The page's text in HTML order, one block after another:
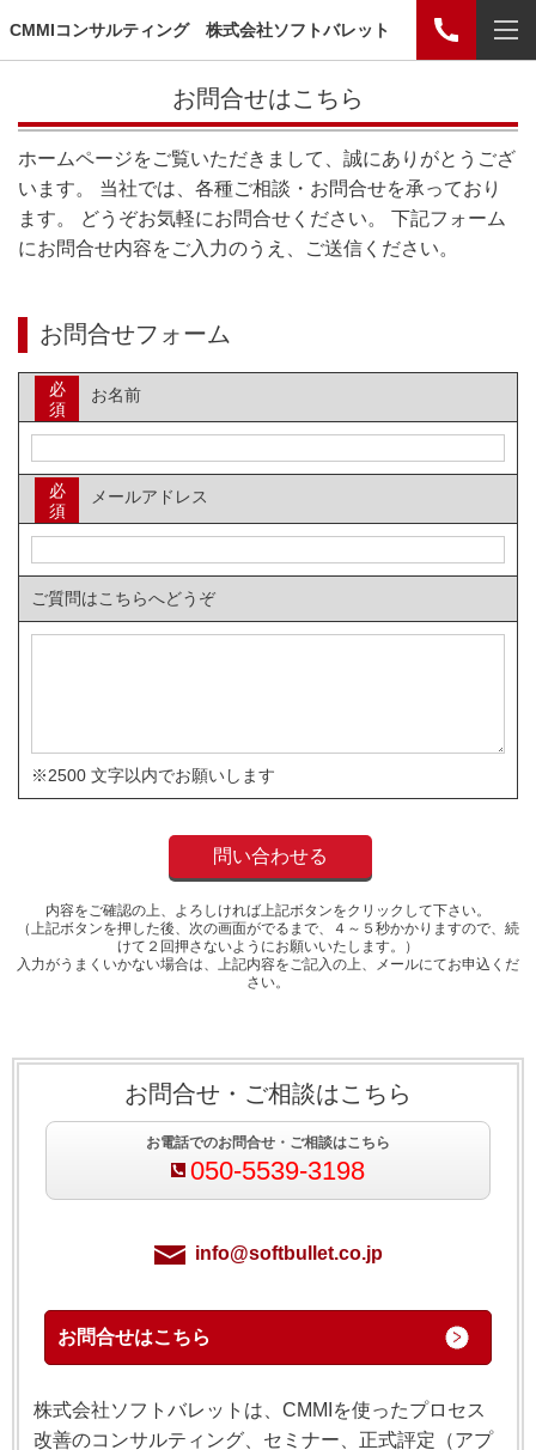
CMMIコンサルティング 株式会社ソフトバレット
お問合せはこちら
ホームページをご覧いただきまして、誠にありがとうござ
います。 当社では、各種ご相談・お問合せを承っており
ます。 どうぞお気軽にお問合せください。 下記フォーム
にお問合せ内容をご入力のうえ、ご送信ください。
お問合せフォーム
お名前
必
須
メールアドレス
必
須
ご質問はこちらへどうぞ
※2500 文字以内でお願いします
内容をご確認の上、よろしければ上記ボタンをクリックして下さい。
（上記ボタンを押した後、次の画面がでるまで、４～５秒かかりますので、続
けて２回押さないようにお願いいたします。）
入力がうまくいかない場合は、上記内容をご記入の上、メールにてお申込くだ
さい。
お問合せ・ご相談はこちら
お電話でのお問合せ・ご相談はこちら
050-5539-3198
info@softbullet.co.jp
お問合せはこちら
株式会社ソフトバレットは、CMMIを使ったプロセス
改善のコンサルティング、セミナー、正式評定（アプ